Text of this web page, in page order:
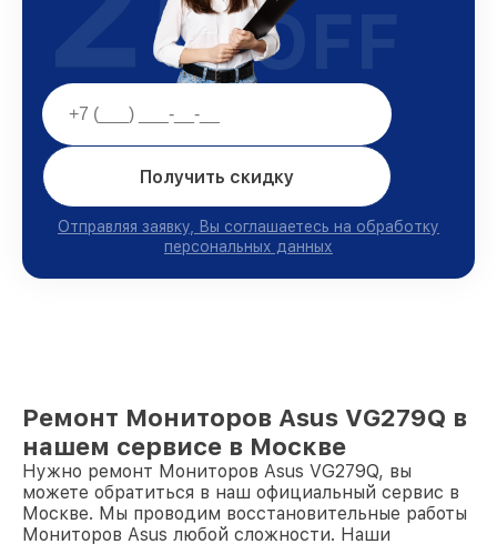
Получить скидку
Отправляя заявку, Вы соглашаетесь на обработку
персональных данных
OFF
Ремонт Мониторов Asus VG279Q в
нашем сервисе в Москве
Нужно ремонт Мониторов Asus VG279Q, вы
можете обратиться в наш официальный сервис в
Москве. Мы проводим восстановительные работы
Мониторов Asus любой сложности. Наши